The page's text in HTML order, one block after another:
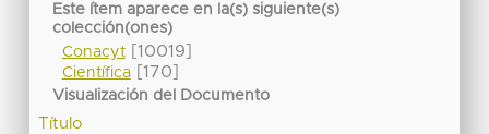
Este ítem aparece en la(s) siguiente(s)
colección(ones)
Conacyt[10019]
Científica[170]
Visualización del Documento
Título